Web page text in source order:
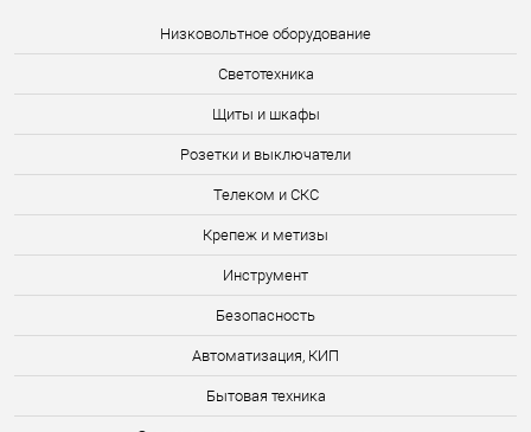
Низковольтное оборудование
Светотехника
Щиты и шкафы
Розетки и выключатели
Телеком и СКС
Крепеж и метизы
Инструмент
Безопасность
Автоматизация, КИП
Бытовая техника